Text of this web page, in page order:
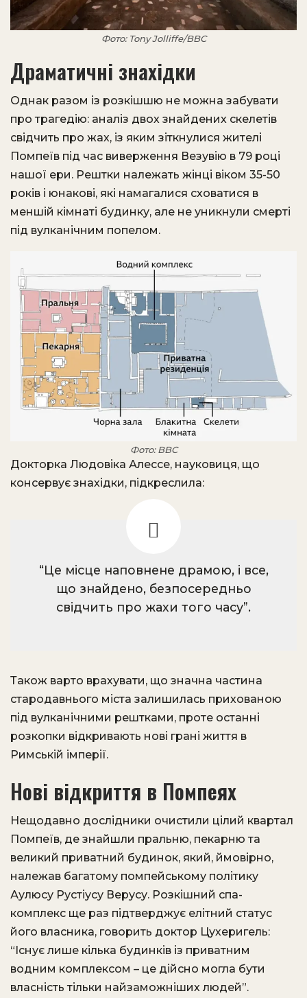
Фото: Tony Jolliffe/BBC
Драматичні знахідки
Однак разом із розкішшю не можна забувати
про трагедію: аналіз двох знайдених скелетів
свідчить про жах, із яким зіткнулися жителі
Помпеїв під час виверження Везувію в 79 році
нашої ери. Рештки належать жінці віком 35-50
років і юнакові, які намагалися сховатися в
меншій кімнаті будинку, але не уникнули смерті
під вулканічним попелом.
Фото: BBC
Докторка Людовіка Алессе, науковиця, що
консервує знахідки, підкреслила:
“Це місце наповнене драмою, і все,
що знайдено, безпосередньо
свідчить про жахи того часу”.
Також варто врахувати, що значна частина
стародавнього міста залишилась прихованою
під вулканічними рештками, проте останні
розкопки відкривають нові грані життя в
Римській імперії.
Нові відкриття в Помпеях
Нещодавно дослідники очистили цілий квартал
Помпеїв, де знайшли пральню, пекарню та
великий приватний будинок, який, ймовірно,
належав багатому помпейському політику
Аулюсу Рустіусу Верусу. Розкішний спа-
комплекс ще раз підтверджує елітний статус
його власника, говорить доктор Цухеригель:
“Існує лише кілька будинків із приватним
водним комплексом – це дійсно могла бути
власність тільки найзаможніших людей”.